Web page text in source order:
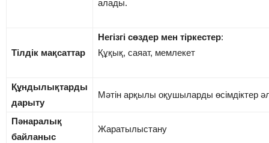
алады.
Тілдік мақсаттар
Негізгі сөздер мен тіркестер:
Құқық, саяат, мемлекет
Құндылықтарды
дарыту
Мәтін арқылы оқушыларды өсімдіктер
Пәнаралық
байланыс
Жаратылыстану